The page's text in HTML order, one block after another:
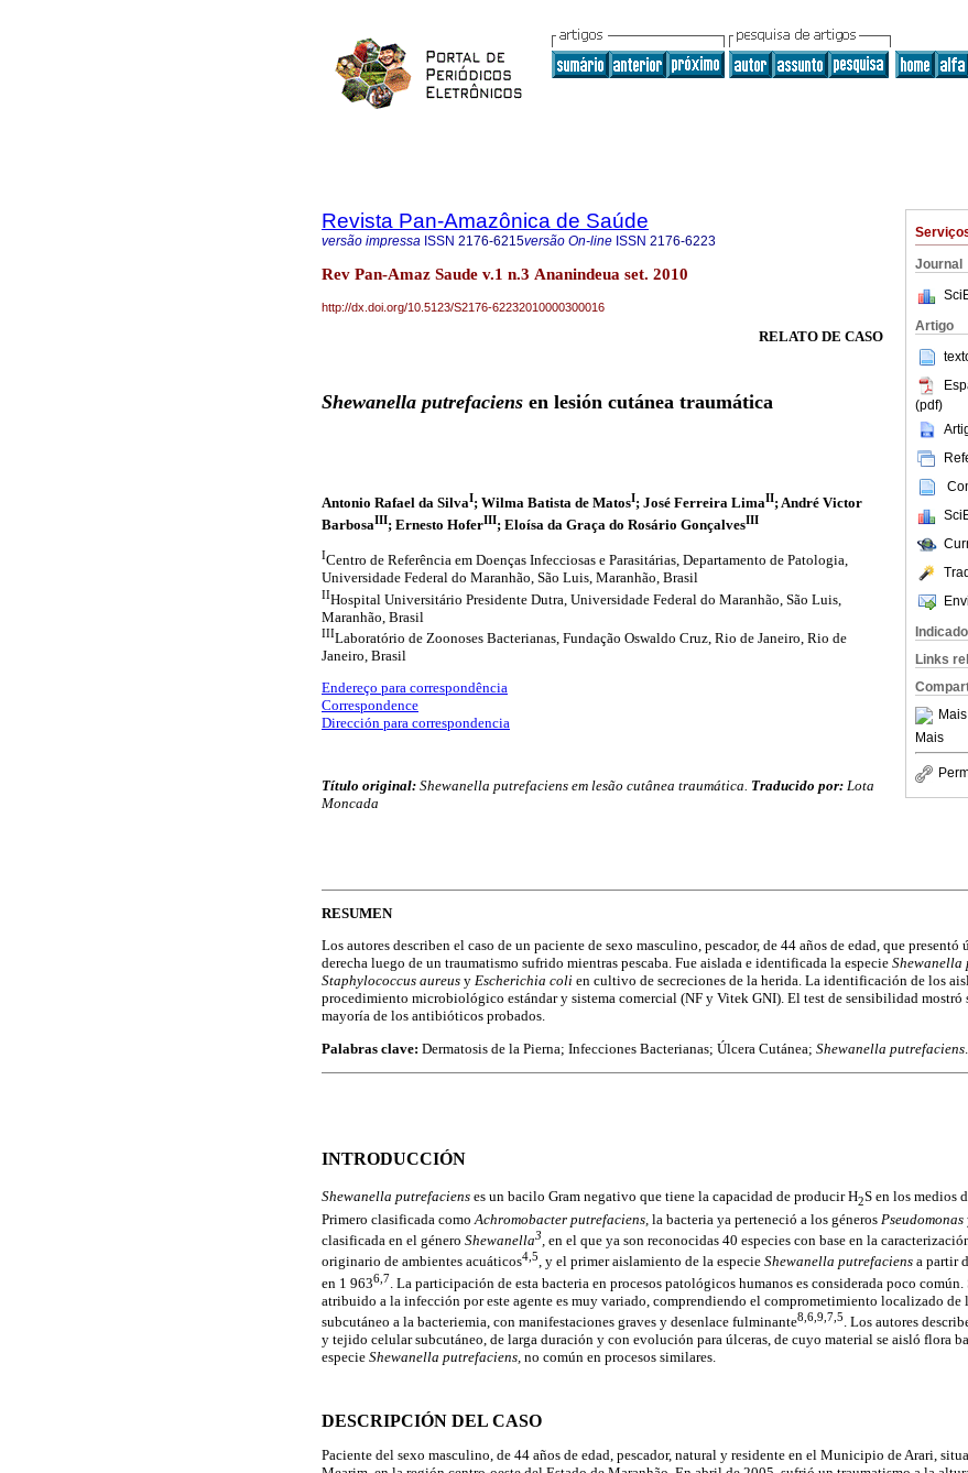
Journal
Artigo
(pdf)
Links
Mais
Mais
Revista Pan-Amazônica de Saúde
versão impressa ISSN 2176-6215versão On-line ISSN 2176-6223
Rev Pan-Amaz Saude v.1 n.3 Ananindeua set. 2010
http://dx.doi.org/10.5123/S2176-62232010000300016
RELATO DE CASO
Shewanella putrefaciens en lesión cutánea traumática
Antonio Rafael da SilvaI; Wilma Batista de MatosI; José Ferreira LimaII; André Victor
BarbosaIII; Ernesto HoferIII; Eloísa da Graça do Rosário GonçalvesIII
ICentro de Referência em Doenças Infecciosas e Parasitárias, Departamento de Patologia,
Universidade Federal do Maranhão, São Luis, Maranhão, Brasil
IIHospital Universitário Presidente Dutra, Universidade Federal do Maranhão, São Luis,
Maranhão, Brasil
IIILaboratório de Zoonoses Bacterianas, Fundação Oswaldo Cruz, Rio de Janeiro, Rio de
Janeiro, Brasil
Endereço para correspondência
Correspondence
Dirección para correspondencia
Título original: Shewanella putrefaciens em lesão cutânea traumática. Traducido por: Lota
Moncada
RESUMEN
Los autores describen el caso de un paciente de sexo masculino, pescador, de 44 años de edad, que
derecha luego de un traumatismo sufrido mientras pescaba. Fue aislada e identificada la especie Shewanella
Staphylococcus aureus y Escherichia coli en cultivo de secreciones de la herida. La identificación de los
procedimiento microbiológico estándar y sistema comercial (NF y Vitek GNI). El test de sensibilidad mostró
mayoría de los antibióticos probados.
Palabras clave: Dermatosis de la Pierna; Infecciones Bacterianas; Úlcera Cutánea; Shewanella putrefaciens
INTRODUCCIÓN
Shewanella putrefaciens es un bacilo Gram negativo que tiene la capacidad de producir H2S en los medios
Primero clasificada como Achromobacter putrefaciens, la bacteria ya perteneció a los géneros Pseudomonas
clasificada en el género Shewanella3, en el que ya son reconocidas 40 especies con base en la
originario de ambientes acuáticos4,5, y el primer aislamiento de la especie Shewanella putrefaciens a partir
en 1 9636,7 . La participación de esta bacteria en procesos patológicos humanos es considerada poco
atribuido a la infección por este agente es muy variado, comprendiendo el comprometimiento localizado
subcutáneo a la bacteriemia, con manifestaciones graves y desenlace fulminante8,6,9,7,5. Los autores
y tejido celular subcutáneo, de larga duración y con evolución para úlceras, de cuyo material se aisló flora
especie Shewanella putrefaciens, no común en procesos similares.
DESCRIPCIÓN DEL CASO
Paciente del sexo masculino, de 44 años de edad, pescador, natural y residente en el Municipio de Arari,